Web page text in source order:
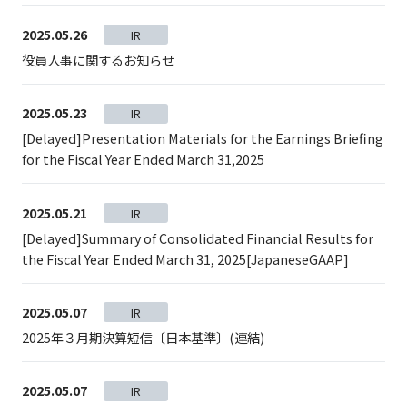
2025.05.26 IR
役員人事に関するお知らせ
2025.05.23 IR
[Delayed]Presentation Materials for the Earnings Briefing
for the Fiscal Year Ended March 31,2025
2025.05.21 IR
[Delayed]Summary of Consolidated Financial Results for
the Fiscal Year Ended March 31, 2025[JapaneseGAAP]
2025.05.07 IR
2025年３月期決算短信〔日本基準〕(連結)
2025.05.07 IR